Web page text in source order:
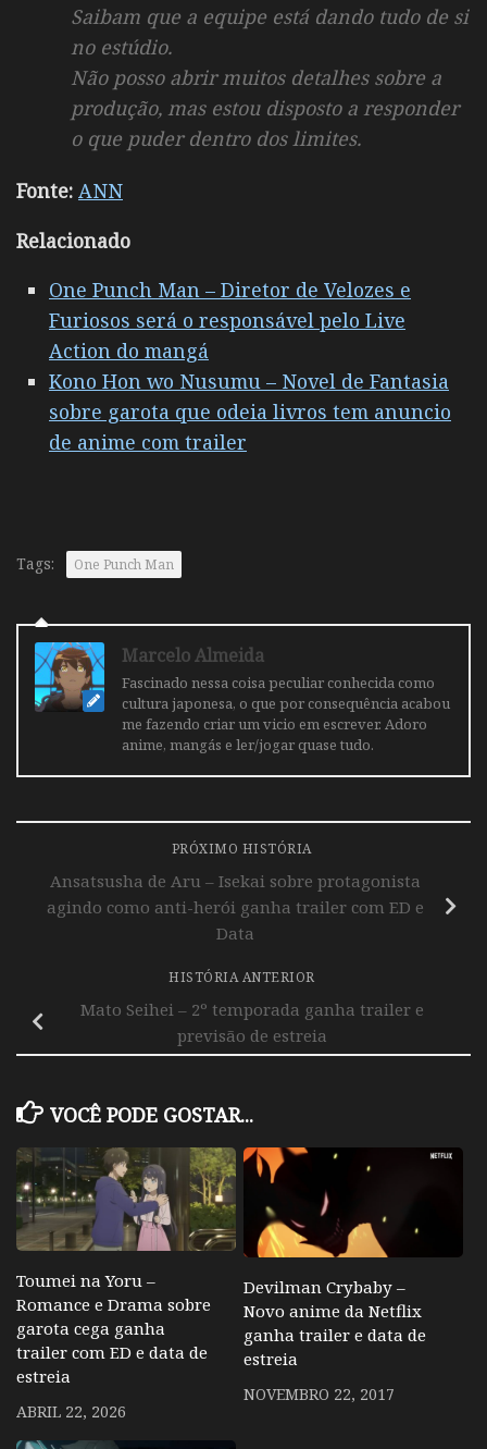
Saibam que a equipe está dando tudo de si
no estúdio.
Não posso abrir muitos detalhes sobre a
produção, mas estou disposto a responder
o que puder dentro dos limites.
Fonte: ANN
Relacionado
One Punch Man – Diretor de Velozes e
Furiosos será o responsável pelo Live
Action do mangá
Kono Hon wo Nusumu – Novel de Fantasia
sobre garota que odeia livros tem anuncio
de anime com trailer
Tags: One Punch Man
Marcelo Almeida
Fascinado nessa coisa peculiar conhecida como
cultura japonesa, o que por consequência acabou
me fazendo criar um vicio em escrever. Adoro
anime, mangás e ler/jogar quase tudo.
PRÓXIMO HISTÓRIA
Ansatsusha de Aru – Isekai sobre protagonista
agindo como anti-herói ganha trailer com ED e
Data
HISTÓRIA ANTERIOR
Mato Seihei – 2º temporada ganha trailer e
previsão de estreia
VOCÊ PODE GOSTAR...
Toumei na Yoru –
Romance e Drama sobre
garota cega ganha
trailer com ED e data de
estreia
ABRIL 22, 2026
Devilman Crybaby –
Novo anime da Netflix
ganha trailer e data de
estreia
NOVEMBRO 22, 2017